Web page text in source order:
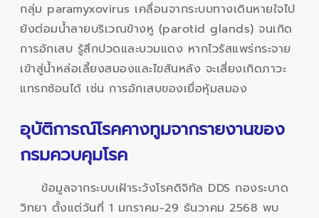
กลุ่ม paramyxovirus เคลื่อนจากระบบทางเดินหายใจไป
ยังต่อมน้ำลายบริเวณข้างหู (parotid glands) จนเกิด
การอักเสบ รู้สึกปวดและบวมแดง หากไวรัสแพร่กระจาย
เข้าสู่น้ำหล่อเลี้ยงสมองและไขสันหลัง จะเสี่ยงเกิดภาวะ
แทรกซ้อนได้ เช่น การอักเสบของเยื่อหุ้มสมอง
อุบัติการณ์โรคคางทูมจากรายงานของ
กรมควบคุมโรค
ข้อมูลจากระบบเฝ้าระวังโรคดิจิทัล DDS กองระบาด
วิทยา ตั้งแต่วันที่ 1 มกราคม-29 ธันวาคม 2568 พบ